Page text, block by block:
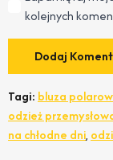
kolejnych
Tagi: bluza
odzież
na chłodne dni,